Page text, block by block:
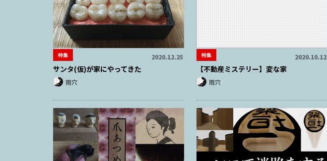
特集 2020.12.25
サンタ(仮)が家にやってきた
雨穴
特集 2020.10.12
【不動産ミステリー】変な家
雨穴